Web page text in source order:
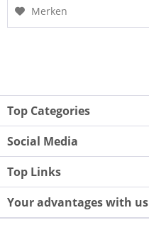
Merken
Top Categories
Social Media
Top Links
Your advantages with us